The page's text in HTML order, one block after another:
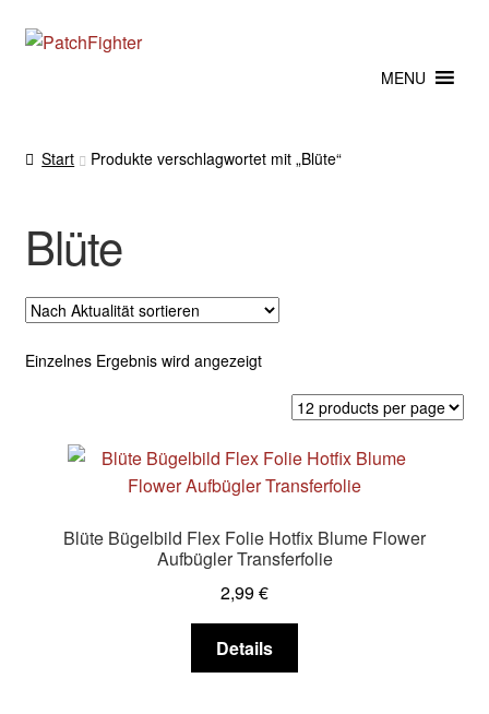
Zur
Zum
MENU
Start Produkte verschlagwortet mit „Blüte“
Blüte
Einzelnes Ergebnis wird angezeigt
Blüte Bügelbild Flex Folie Hotfix Blume Flower
Aufbügler Transferfolie
2,99€
Details